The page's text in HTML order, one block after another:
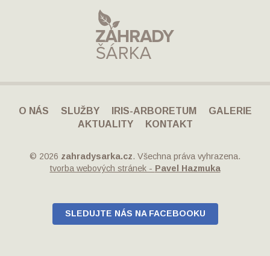
O NÁS SLUŽBY IRIS-ARBORETUM
GALERIE
AKTUALITY
KONTAKT
© 2026 zahradysarka.cz. Všechna práva vyhrazena.
tvorba webových stránek - Pavel Hazmuka
SLEDUJTE NÁS NA FACEBOOKU